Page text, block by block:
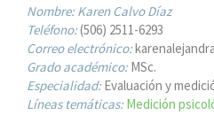
Nombre:Karen Calvo Díaz
Teléfono:(506) 2511-6293
Correo electrónico:
Grado académico:MSc.
Especialidad:Evaluación y
Líneas temáticas:Medición